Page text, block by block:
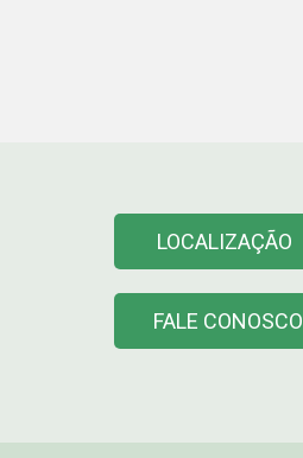
LOCALIZAÇÃO
FALE CONOSCO